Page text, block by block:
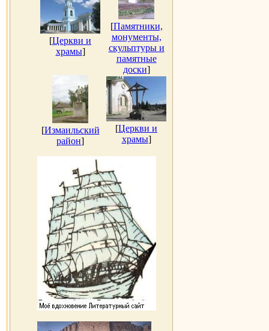
[Церкви и
храмы]
[Памятники,
монументы,
скульптуры и
памятные
доски]
[Измаильский
район]
[Церкви и
храмы]